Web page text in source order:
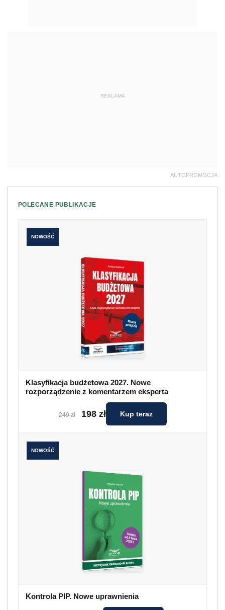
REKLAMA
AUTOPROMOCJA
POLECANE PUBLIKACJE
NOWOŚĆ
Klasyfikacja budżetowa 2027. Nowe
rozporządzenie z komentarzem eksperta
249 zł 198 zł Kup teraz
NOWOŚĆ
Kontrola PIP. Nowe uprawnienia